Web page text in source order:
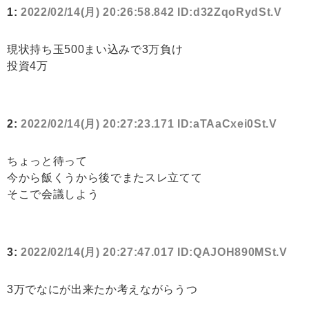
1: 2022/02/14(月) 20:26:58.842 ID:d32ZqoRydSt.V
現状持ち玉500まい込みで3万負け
投資4万
2: 2022/02/14(月) 20:27:23.171 ID:aTAaCxei0St.V
ちょっと待って
今から飯くうから後でまたスレ立てて
そこで会議しよう
3: 2022/02/14(月) 20:27:47.017 ID:QAJOH890MSt.V
3万でなにが出来たか考えながらうつ